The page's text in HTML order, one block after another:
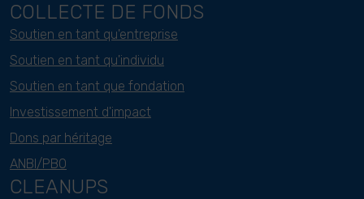
COLLECTE DE FONDS
Soutien en tant qu'entreprise
Soutien en tant qu'individu
Soutien en tant que fondation
Investissement d'impact
Dons par héritage
ANBI/PBO
CLEANUPS